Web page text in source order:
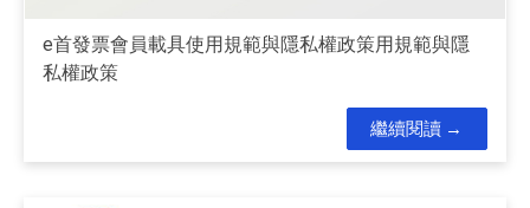
e首發票會員載具使用規範與隱私權政策用規範與隱
私權政策
繼續閱讀